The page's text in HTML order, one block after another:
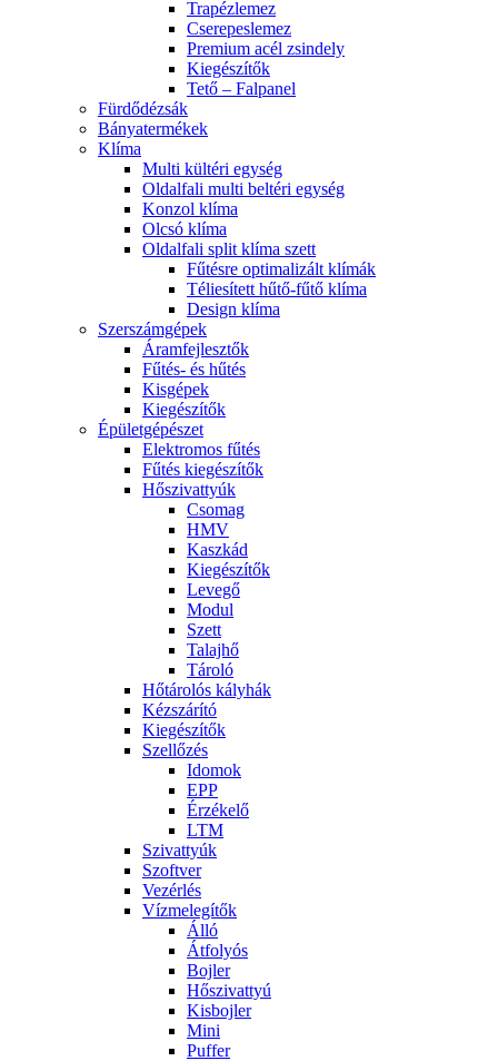
Trapézlemez
Cserepeslemez
Premium acél zsindely
Kiegészítők
Tető – Falpanel
Fürdődézsák
Bányatermékek
Klíma
Multi kültéri egység
Oldalfali multi beltéri egység
Konzol klíma
Olcsó klíma
Oldalfali split klíma szett
Fűtésre optimalizált klímák
Téliesített hűtő-fűtő klíma
Design klíma
Szerszámgépek
Áramfejlesztők
Fűtés- és hűtés
Kisgépek
Kiegészítők
Épületgépészet
Elektromos fűtés
Fűtés kiegészítők
Hőszivattyúk
Csomag
HMV
Kaszkád
Kiegészítők
Levegő
Modul
Szett
Talajhő
Tároló
Hőtárolós kályhák
Kézszárító
Kiegészítők
Szellőzés
Idomok
EPP
Érzékelő
LTM
Szivattyúk
Szoftver
Vezérlés
Vízmelegítők
Álló
Átfolyós
Bojler
Hőszivattyú
Kisbojler
Mini
Puffer